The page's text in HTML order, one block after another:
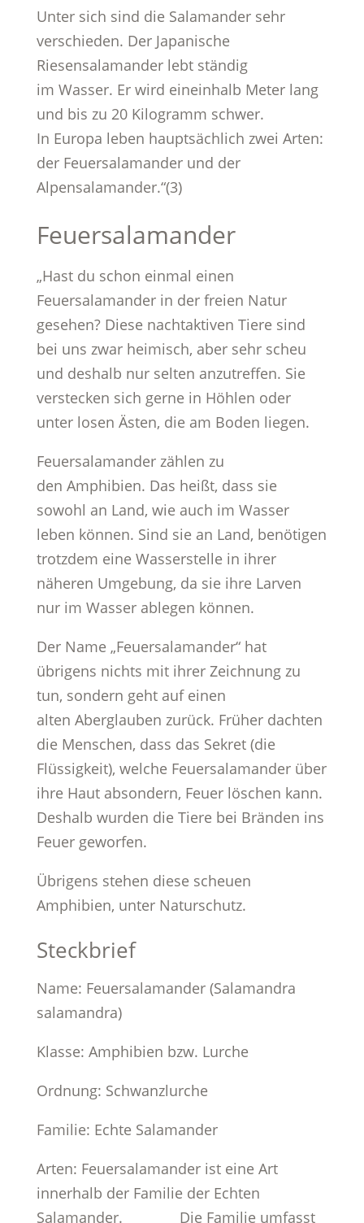
Unter sich sind die Salamander sehr
verschieden. Der Japanische
Riesensalamander lebt ständig
im Wasser. Er wird eineinhalb Meter lang
und bis zu 20 Kilogramm schwer.
In Europa leben hauptsächlich zwei Arten:
der Feuersalamander und der
Alpensalamander.“(3)
Feuersalamander
„Hast du schon einmal einen
Feuersalamander in der freien Natur
gesehen? Diese nachtaktiven Tiere sind
bei uns zwar heimisch, aber sehr scheu
und deshalb nur selten anzutreffen. Sie
verstecken sich gerne in Höhlen oder
unter losen Ästen, die am Boden liegen.
Feuersalamander zählen zu
den Amphibien. Das heißt, dass sie
sowohl an Land, wie auch im Wasser
leben können. Sind sie an Land, benötigen
trotzdem eine Wasserstelle in ihrer
näheren Umgebung, da sie ihre Larven
nur im Wasser ablegen können.
Der Name „Feuersalamander“ hat
übrigens nichts mit ihrer Zeichnung zu
tun, sondern geht auf einen
alten Aberglauben zurück. Früher dachten
die Menschen, dass das Sekret (die
Flüssigkeit), welche Feuersalamander über
ihre Haut absondern, Feuer löschen kann.
Deshalb wurden die Tiere bei Bränden ins
Feuer geworfen.
Übrigens stehen diese scheuen
Amphibien, unter Naturschutz.
Steckbrief
Name: Feuersalamander (Salamandra
salamandra)
Klasse: Amphibien bzw. Lurche
Ordnung: Schwanzlurche
Familie: Echte Salamander
Arten: Feuersalamander ist eine Art
innerhalb der Familie der Echten
Salamander. Die Familie umfasst